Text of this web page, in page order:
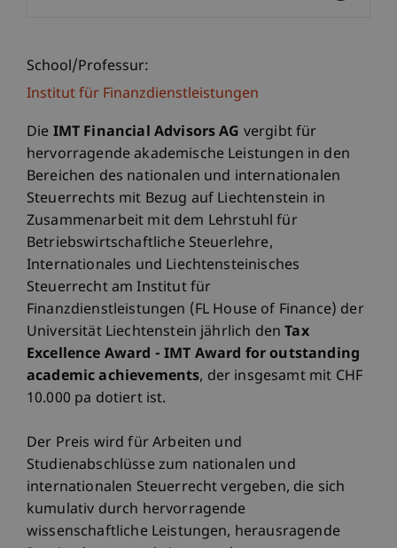
School/Professur:
Institut für Finanzdienstleistungen
Die IMT Financial Advisors AG vergibt für
hervorragende akademische Leistungen in den
Bereichen des nationalen und internationalen
Steuerrechts mit Bezug auf Liechtenstein in
Zusammenarbeit mit dem Lehrstuhl für
Betriebswirtschaftliche Steuerlehre,
Internationales und Liechtensteinisches
Steuerrecht am Institut für
Finanzdienstleistungen (FL House of Finance) der
Universität Liechtenstein jährlich denTax
Excellence Award - IMT Award for outstanding
academic achievements, der insgesamt mit CHF
10.000 pa dotiert ist.
Der Preis wird für Arbeiten und
Studienabschlüsse zum nationalen und
internationalen Steuerrecht vergeben, die sich
kumulativ durch hervorragende
wissenschaftliche Leistungen, herausragende